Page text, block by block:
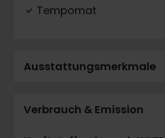
Tempomat
Ausstattungsmerkmale
Verbrauch & Emission